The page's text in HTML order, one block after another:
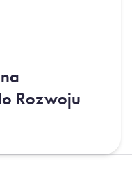
Rozwoju